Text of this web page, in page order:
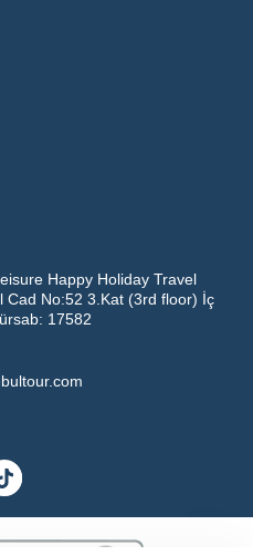
Happy Holiday Travel
Cad No:52 3.Kat (3rd floor) İç
17582